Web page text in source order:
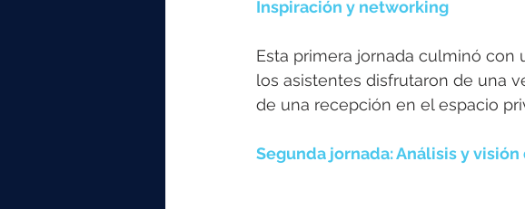
Inspiración y networking
Esta primera jornada culminó con
los asistentes disfrutaron de una
de una recepción en el espacio
Segunda jornada: Análisis y